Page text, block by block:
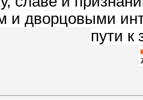
и дворцовыми
пути к